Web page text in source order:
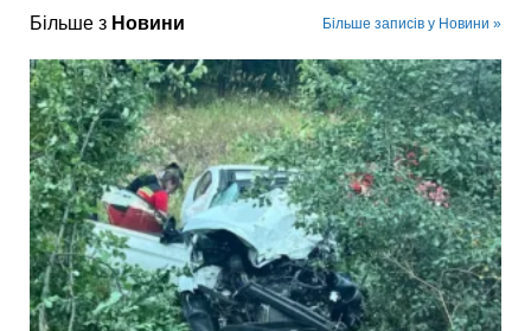
Більше з Новини Більше записів у Новини »